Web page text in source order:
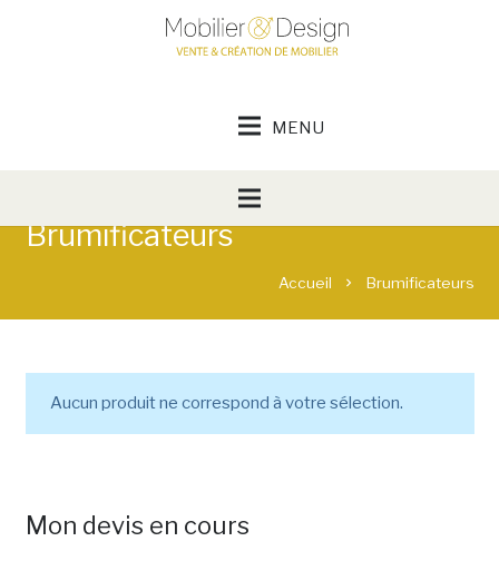
Brumificateurs
Accueil chevron_right Brumificateurs
Aucun produit ne correspond à votre sélection.
Mon devis en cours